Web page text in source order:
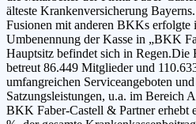
älteste Krankenversicherung
Fusionen mit anderen BKKs erfolgte
Umbenennung der Kasse in „BKK
Hauptsitz befindet sich in
betreut 86.449 Mitglieder und
umfangreichen Serviceangeboten
Satzungsleistungen, u.a. im Bereich
BKK Faber-Castell & Partner erhebt